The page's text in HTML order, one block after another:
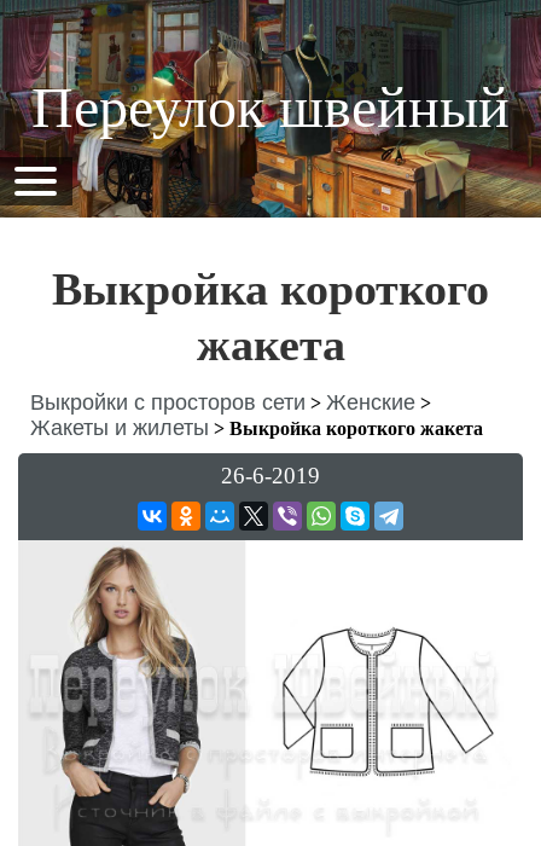
Переулок швейный
Выкройка короткого
жакета
Выкройки с просторов сети > Женские >
Жакеты и жилеты > Выкройка короткого жакета
26-6-2019